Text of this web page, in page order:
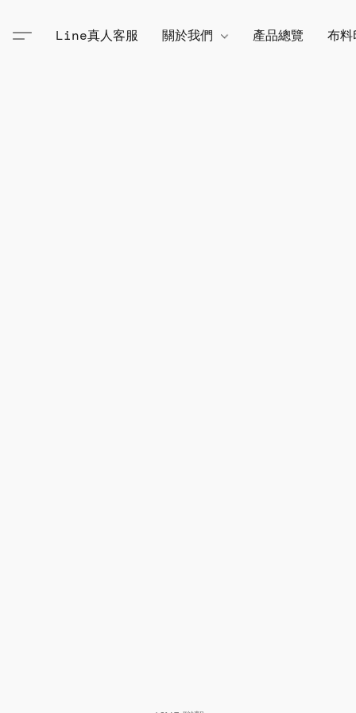
Line真人客服 關於我們 產品總覽 布